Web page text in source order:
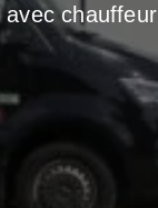
avec chauffeur